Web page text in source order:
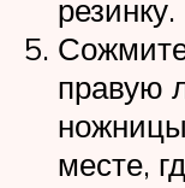
резинку.
правую
месте,